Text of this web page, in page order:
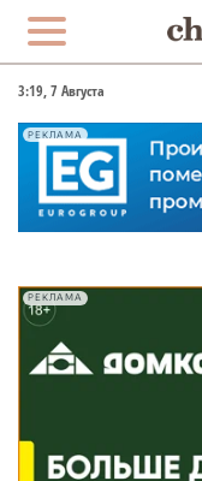
3:19, 7 Августа
РЕКЛАМА
РЕКЛАМА